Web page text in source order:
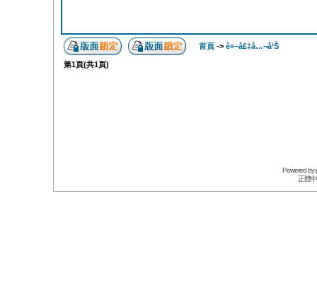
首頁 -> è«–å£‡å…¬å‘Š
第1頁(共1頁)
Powered by
正體